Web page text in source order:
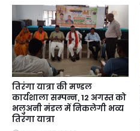
तिरंगा यात्रा की मण्डल
कार्यशाला सम्पन्न, 12 अगस्त को
भलुअनी मंडल में निकलेगी भव्य
तिरंगा यात्रा